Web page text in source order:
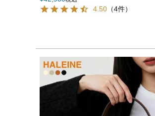
4.50 （4件）